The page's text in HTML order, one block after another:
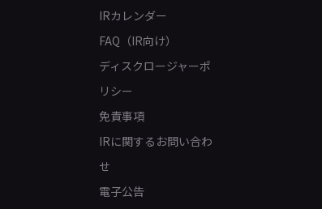
IRカレンダー
FAQ（IR向け）
ディスクロージャーポ
リシー
免責事項
IRに関するお問い合わ
せ
電子公告